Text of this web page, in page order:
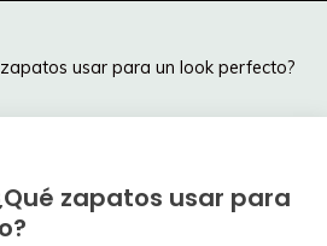
usar para un look perfecto?
zapatos usar para